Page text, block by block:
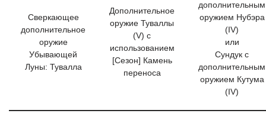
Сверкающее
дополнительное
оружие
Убывающей
Луны: Тувалла
Дополнительное
оружие Туваллы
(V) с
использованием
[Сезон] Камень
переноса
дополнительным
оружием Нубэра
(IV)
или
Сундук с
дополнительным
оружием Кутума
(IV)